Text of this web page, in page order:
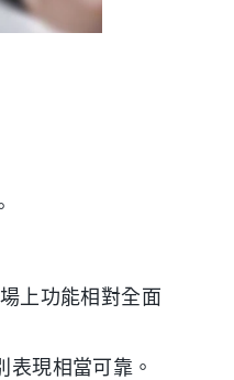
上功能相對全面
現相當可靠。